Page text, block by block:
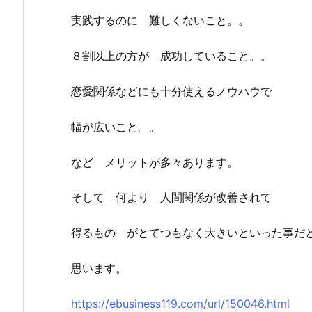
実践するのに 難しくないこと。。
８割以上の方が 成功していること。。
恋愛関係などにも十分使えるノウハウで
幅が広いこと。。
など メリットが多々あります。
そして 何より 人間関係が改善されて
得るもの がとてつもなく大きいといった事だ
思います。
https://ebusiness119.com/url/150046.html